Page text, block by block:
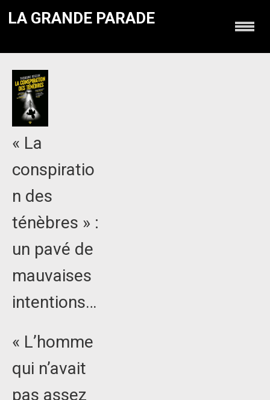
LA GRANDE PARADE
« La
conspiratio
n des
ténèbres » :
un pavé de
mauvaises
intentions…
« L’homme
qui n’avait
pas assez